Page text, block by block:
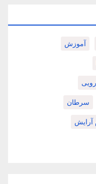
آموزش
سرطان
آرایش